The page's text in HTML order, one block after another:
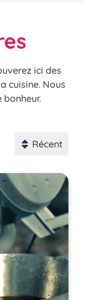
ici des
cuisine. Nous
Récent